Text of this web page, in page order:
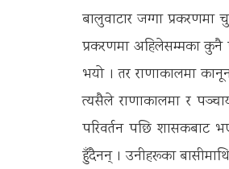
बालुवाटार जग्गा प्रकरणमा
प्रकरणमा अहिलेसम्मका कुनै
भयो । तर राणाकालमा
त्यसैले राणाकालमा र
परिवर्तन पछि शासकबाट
हुँदैनन् । उनीहरूका